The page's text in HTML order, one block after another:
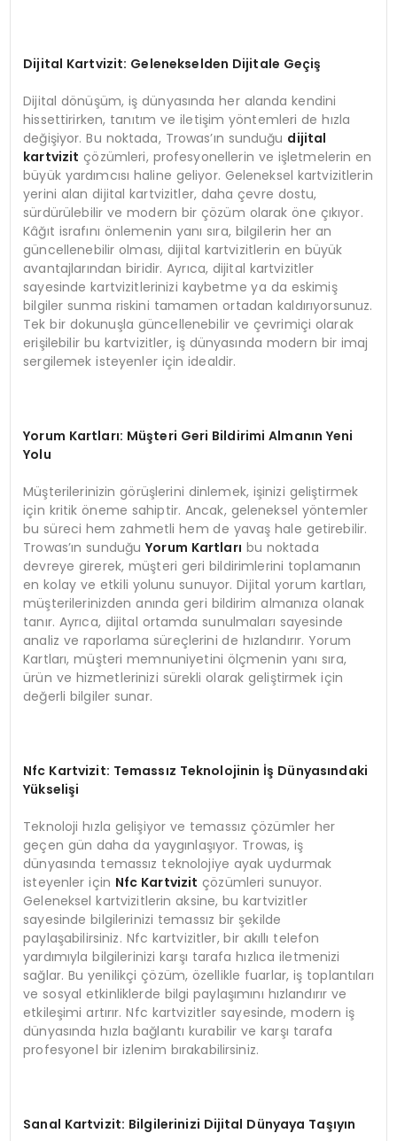
Dijital Kartvizit: Gelenekselden Dijitale Geçiş
Dijital dönüşüm, iş dünyasında her alanda kendini
hissettirirken, tanıtım ve iletişim yöntemleri de hızla
değişiyor. Bu noktada, Trowas’ın sunduğu dijital
kartvizit çözümleri, profesyonellerin ve işletmelerin en
büyük yardımcısı haline geliyor. Geleneksel kartvizitlerin
yerini alan dijital kartvizitler, daha çevre dostu,
sürdürülebilir ve modern bir çözüm olarak öne çıkıyor.
Kâğıt israfını önlemenin yanı sıra, bilgilerin her an
güncellenebilir olması, dijital kartvizitlerin en büyük
avantajlarından biridir. Ayrıca, dijital kartvizitler
sayesinde kartvizitlerinizi kaybetme ya da eskimiş
bilgiler sunma riskini tamamen ortadan kaldırıyorsunuz.
Tek bir dokunuşla güncellenebilir ve çevrimiçi olarak
erişilebilir bu kartvizitler, iş dünyasında modern bir imaj
sergilemek isteyenler için idealdir.
Yorum Kartları: Müşteri Geri Bildirimi Almanın Yeni
Yolu
Müşterilerinizin görüşlerini dinlemek, işinizi geliştirmek
için kritik öneme sahiptir. Ancak, geleneksel yöntemler
bu süreci hem zahmetli hem de yavaş hale getirebilir.
Trowas’ın sunduğuYorum Kartları bu noktada
devreye girerek, müşteri geri bildirimlerini toplamanın
en kolay ve etkili yolunu sunuyor. Dijital yorum kartları,
müşterilerinizden anında geri bildirim almanıza olanak
tanır. Ayrıca, dijital ortamda sunulmaları sayesinde
analiz ve raporlama süreçlerini de hızlandırır. Yorum
Kartları, müşteri memnuniyetini ölçmenin yanı sıra,
ürün ve hizmetlerinizi sürekli olarak geliştirmek için
değerli bilgiler sunar.
Nfc Kartvizit: Temassız Teknolojinin İş Dünyasındaki
Yükselişi
Teknoloji hızla gelişiyor ve temassız çözümler her
geçen gün daha da yaygınlaşıyor. Trowas, iş
dünyasında temassız teknolojiye ayak uydurmak
isteyenler için Nfc Kartvizit çözümleri sunuyor.
Geleneksel kartvizitlerin aksine, bu kartvizitler
sayesinde bilgilerinizi temassız bir şekilde
paylaşabilirsiniz. Nfc kartvizitler, bir akıllı telefon
yardımıyla bilgilerinizi karşı tarafa hızlıca iletmenizi
sağlar. Bu yenilikçi çözüm, özellikle fuarlar, iş toplantıları
ve sosyal etkinliklerde bilgi paylaşımını hızlandırır ve
etkileşimi artırır. Nfc kartvizitler sayesinde, modern iş
dünyasında hızla bağlantı kurabilir ve karşı tarafa
profesyonel bir izlenim bırakabilirsiniz.
Sanal Kartvizit: Bilgilerinizi Dijital Dünyaya Taşıyın